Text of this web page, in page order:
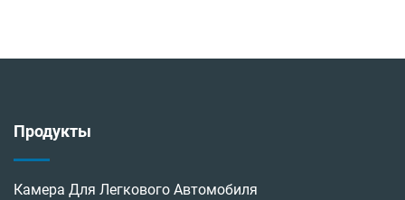
Продукты
Камера Для Легкового Автомобиля